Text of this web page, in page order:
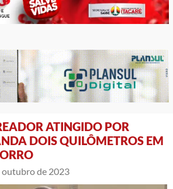
ATINGIDO POR
DOIS QUILÔMETROS EM
outubro de 2023